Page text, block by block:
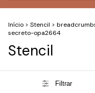
Início > Stencil >
secreto-opa2664
Stencil
Filtrar